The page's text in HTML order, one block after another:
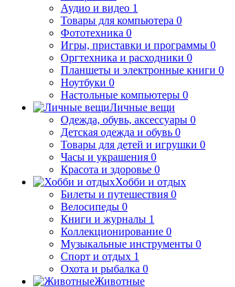
Аудио и видео 1
Товары для компьютера 0
Фототехника 0
Игры, приставки и программы 0
Оргтехника и расходники 0
Планшеты и электронные книги 0
Ноутбуки 0
Настольные компьютеры 0
Личные вещи
Одежда, обувь, аксессуары 0
Детская одежда и обувь 0
Товары для детей и игрушки 0
Часы и украшения 0
Красота и здоровье 0
Хобби и отдых
Билеты и путешествия 0
Велосипеды 0
Книги и журналы 1
Коллекционирование 0
Музыкальные инструменты 0
Спорт и отдых 1
Охота и рыбалка 0
Животные